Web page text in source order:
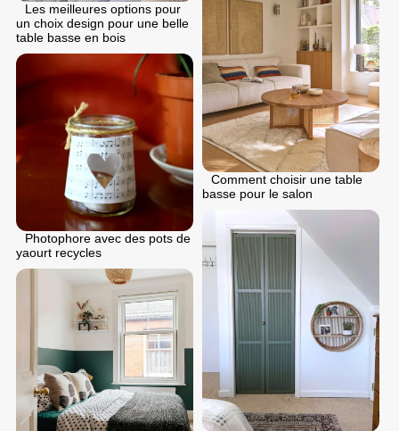
Les meilleures options pour
un choix design pour une belle
table basse en bois
Comment choisir une table
basse pour le salon
Photophore avec des pots de
yaourt recycles